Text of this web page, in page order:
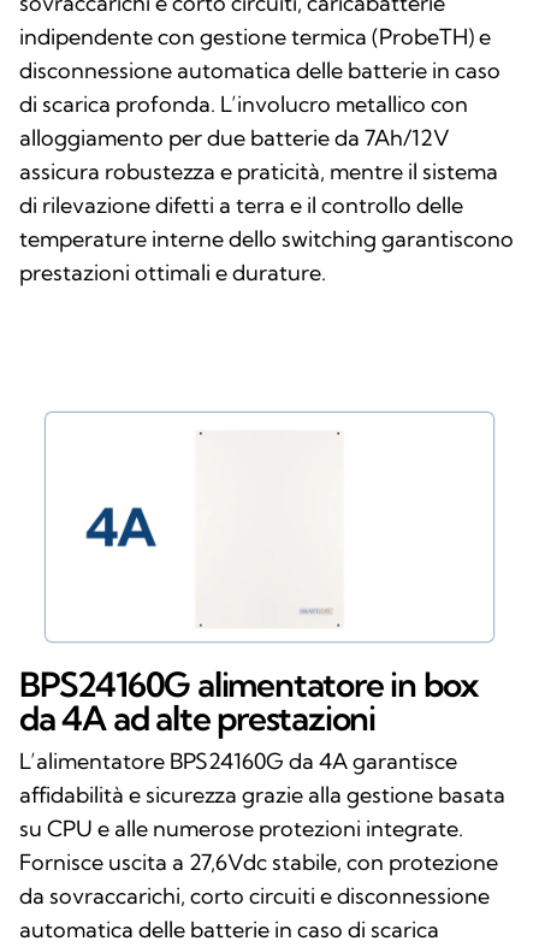
indipendente con gestione termica (ProbeTH) e
disconnessione automatica delle batterie in caso
di scarica profonda. L’involucro metallico con
alloggiamento per due batterie da 7Ah/12V
assicura robustezza e praticità, mentre il sistema
di rilevazione difetti a terra e il controllo delle
temperature interne dello switching garantiscono
prestazioni ottimali e durature.
BPS24160G alimentatore in box
da 4A ad alte prestazioni
L’alimentatore BPS24160G da 4A garantisce
affidabilità e sicurezza grazie alla gestione basata
su CPU e alle numerose protezioni integrate.
Fornisce uscita a 27,6Vdc stabile, con protezione
da sovraccarichi, corto circuiti e disconnessione
automatica delle batterie in caso di scarica